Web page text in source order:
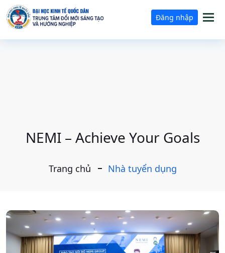
Đăng nhập
NEMI – Achieve Your Goals
Trang chủ Nhà tuyển dụng